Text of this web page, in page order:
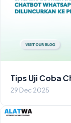
Tips Uji Coba
29 Dec 2025